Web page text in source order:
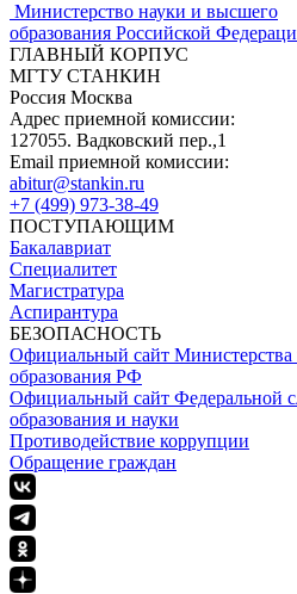
Министерство науки и высшего
образования Российской
ГЛАВНЫЙ КОРПУС
МГТУ СТАНКИН
Россия Москва
Адрес приемной комиссии:
127055. Вадковский пер.,1
Email приемной комиссии:
abitur@stankin.ru
+7 (499) 973-38-49
ПОСТУПАЮЩИМ
Бакалавриат
Специалитет
Магистратура
Аспирантура
БЕЗОПАСНОСТЬ
Официальный сайт
образования РФ
Официальный сайт Федеральной
образования и науки
Противодействие коррупции
Обращение граждан